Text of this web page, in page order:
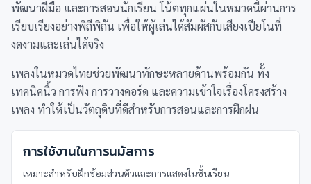
พัฒนาฝีมือ และการสอนนักเรียน โน้ตทุกแผ่นในหมวดนี้ผ่านการ
เรียบเรียงอย่างพิถีพิถัน เพื่อให้ผู้เล่นได้สัมผัสกับเสียงเปียโนที่
งดงามและเล่นได้จริง
เพลงในหมวดไทยช่วยพัฒนาทักษะหลายด้านพร้อมกัน ทั้ง
เทคนิคนิ้ว การฟัง การวางคอร์ด และความเข้าใจเรื่องโครงสร้าง
เพลง ทำให้เป็นวัตถุดิบที่ดีสำหรับการสอนและการฝึกฝน
การใช้งานในการนมัสการ
เหมาะสำหรับฝึกซ้อมส่วนตัวและการแสดงในชั้นเรียน